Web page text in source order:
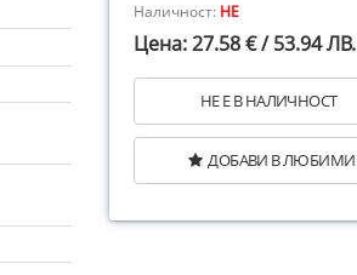
Наличност: НЕ
Цена: 27.58 € / 53.94 ЛВ.
НЕ Е В НАЛИЧНОСТ
ДОБАВИ В ЛЮБИМИ